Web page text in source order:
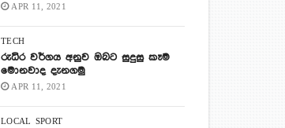
APR 11, 2021
TECH
රුධිර වර්ගය අනුව ඔබට සුදුසු කෑම
මොනවාද දැනගමු
APR 11, 2021
LOCAL SPORT